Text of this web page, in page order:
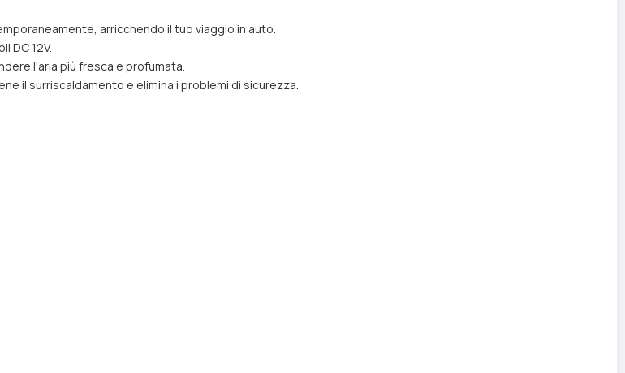
arricchendo il tuo viaggio in auto.
DC 12V.
l'aria più fresca e profumata.
il surriscaldamento e elimina i problemi di sicurezza.